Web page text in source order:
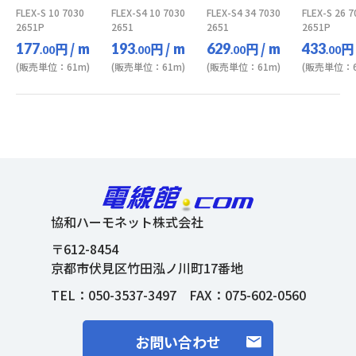
FLEX-S 10 7030
2651P
177.00円/ m
(販売単位：61m)
FLEX-S4 10 7030
2651
193.00円/ m
(販売単位：61m)
FLEX-S4 34 7030
2651
629.00円/ m
(販売単位：61m)
FLEX-S 26
2651P
433.00円
(販売単位
協和ハーモネット株式会社
〒612-8454
京都市伏見区竹田泓ノ川町17番地
TEL： 050-3537-3497FAX：075-602-0560
お問い合わせ